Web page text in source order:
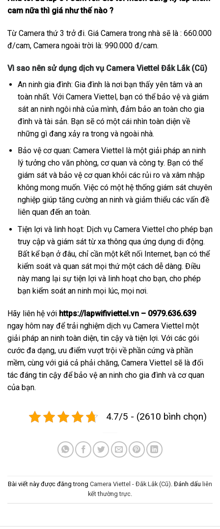
cam nữa thì giá như thế nào ?
Từ Camera thứ 3 trở đi. Giá Camera trong nhà sẽ là : 660.000
đ/cam, Camera ngoài trời là: 990.000 đ/cam.
Vì sao nên sử dụng dịch vụ Camera Viettel Đắk Lắk (Cũ)
An ninh gia đình: Gia đình là nơi bạn thấy yên tâm và an
toàn nhất. Với Camera Viettel, bạn có thể bảo vệ và giám
sát an ninh ngôi nhà của mình, đảm bảo an toàn cho gia
đình và tài sản. Bạn sẽ có một cái nhìn toàn diện về
những gì đang xảy ra trong và ngoài nhà.
Bảo vệ cơ quan: Camera Viettel là một giải pháp an ninh
lý tưởng cho văn phòng, cơ quan và công ty. Bạn có thể
giám sát và bảo vệ cơ quan khỏi các rủi ro và xâm nhập
không mong muốn. Việc có một hệ thống giám sát chuyên
nghiệp giúp tăng cường an ninh và giảm thiểu các vấn đề
liên quan đến an toàn.
Tiện lợi và linh hoạt: Dịch vụ Camera Viettel cho phép bạn
truy cập và giám sát từ xa thông qua ứng dụng di động.
Bất kể bạn ở đâu, chỉ cần một kết nối Internet, bạn có thể
kiểm soát và quan sát mọi thứ một cách dễ dàng. Điều
này mang lại sự tiện lợi và linh hoạt cho bạn, cho phép
bạn kiểm soát an ninh mọi lúc, mọi nơi.
Hãy liên hệ với https://lapwifiviettel.vn – 0979.636.639
ngay hôm nay để trải nghiệm dịch vụ Camera Viettel một
giải pháp an ninh toàn diện, tin cậy và tiện lợi. Với các gói
cước đa dạng, ưu điểm vượt trội về phần cứng và phần
mềm, cùng với giá cả phải chăng, Camera Viettel sẽ là đối
tác đáng tin cậy để bảo vệ an ninh cho gia đình và cơ quan
của bạn.
4.7/5 - (2610 bình chọn)
Bài viết này được đăng trong Camera Viettel - Đắk Lắk (Cũ). Đánh dấu liên
kết thường trực.